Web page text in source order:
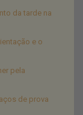
da tarde na
e o
pela
de prova